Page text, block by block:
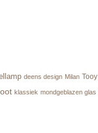
deens design Milan Tooy
klassiek mondgeblazen glas